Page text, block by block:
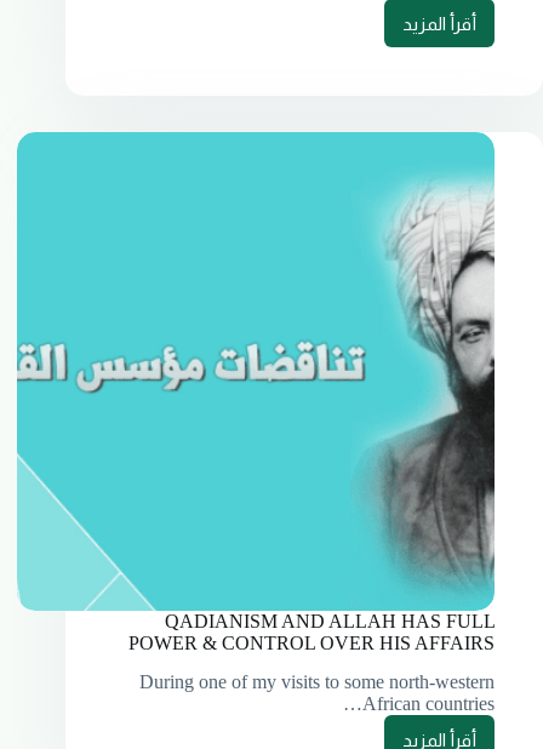
أقرأ المزيد
QADIANISM AND ALLAH HAS FULL
POWER & CONTROL OVER HIS AFFAIRS
During one of my visits to some north-western
African countries…
أقرأ المزيد